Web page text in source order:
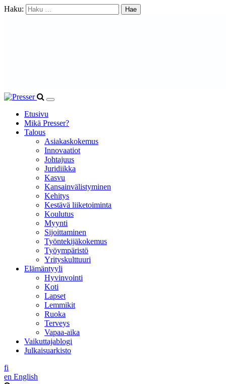
Haku:
Etusivu
Mikä Presser?
Talous
Asiakaskokemus
Innovaatiot
Johtajuus
Juridiikka
Kasvu
Kansainvälistyminen
Kehitys
Kestävä liiketoiminta
Koulutus
Myynti
Sijoittaminen
Työntekijäkokemus
Työympäristö
Yrityskulttuuri
Elämäntyyli
Hyvinvointi
Koti
Lapset
Lemmikit
Ruoka
Terveys
Vapaa-aika
Vaikuttajablogi
Julkaisuarkisto
fi
en English